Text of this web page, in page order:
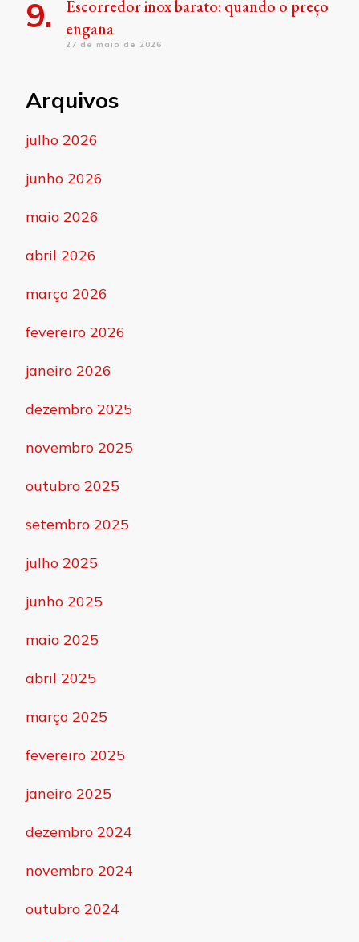
Escorredor inox barato: quando o preço
engana
27 de maio de 2026
Arquivos
julho 2026
junho 2026
maio 2026
abril 2026
março 2026
fevereiro 2026
janeiro 2026
dezembro 2025
novembro 2025
outubro 2025
setembro 2025
julho 2025
junho 2025
maio 2025
abril 2025
março 2025
fevereiro 2025
janeiro 2025
dezembro 2024
novembro 2024
outubro 2024